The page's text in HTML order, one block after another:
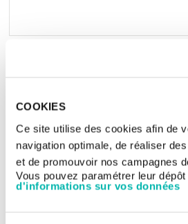
COOKIES
Ce site utilise des cookies afin de
navigation optimale, de réaliser
et de promouvoir nos campagnes
Vous pouvez paramétrer leur
d'informations sur vos données
OSE-279-C101: Étude de phase
détermination de dose et